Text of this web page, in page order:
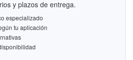
y plazos de entrega.
especializado
tu aplicación